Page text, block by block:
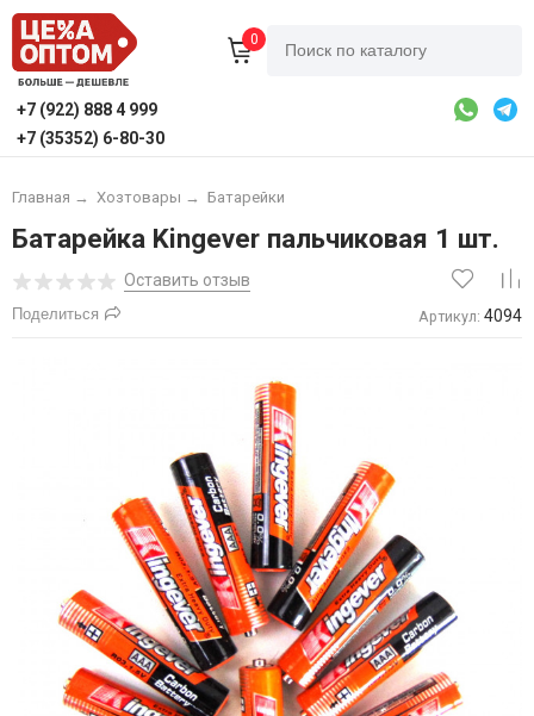
0
+7 (922) 888 4 999
+7 (35352) 6-80-30
Главная → Хозтовары → Батарейки
Батарейка Kingever пальчиковая 1 шт.
Оставить отзыв
Поделиться Артикул: 4094